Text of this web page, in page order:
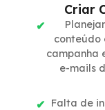
Criar
conteúdo
campanha
e-mails
Falta de